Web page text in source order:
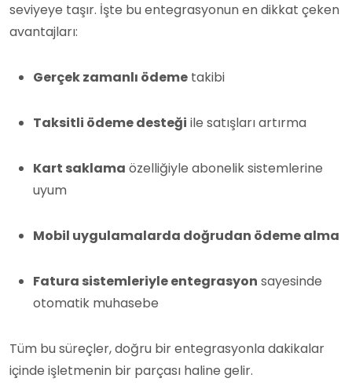
seviyeye taşır. İşte bu entegrasyonun en dikkat çeken
avantajları:
Gerçek zamanlı ödeme takibi
Taksitli ödeme desteği ile satışları artırma
Kart saklama özelliğiyle abonelik sistemlerine
uyum
Mobil uygulamalarda doğrudan ödeme alma
Fatura sistemleriyle entegrasyon sayesinde
otomatik muhasebe
Tüm bu süreçler, doğru bir entegrasyonla dakikalar
içinde işletmenin bir parçası haline gelir.